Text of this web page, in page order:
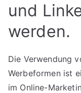
und
werden.
Die Verwendung
Werbeformen ist
im Online-